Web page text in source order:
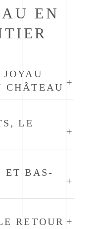
EN
CHÂTEAU
LE
ET BAS-
RETOUR